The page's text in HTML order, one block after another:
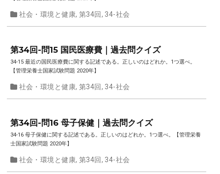
社会・環境と健康, 第34回, 34-社会
第34回-問15 国民医療費｜過去問クイズ
34-15 最近の国民医療費に関する記述である。正しいのはどれか。1つ選べ。
【管理栄養士国家試験問題 2020年】
社会・環境と健康, 第34回, 34-社会
第34回-問16 母子保健｜過去問クイズ
34-16 母子保健に関する記述である。正しいのはどれか。1つ選べ。【管理栄養
士国家試験問題 2020年】
社会・環境と健康, 第34回, 34-社会